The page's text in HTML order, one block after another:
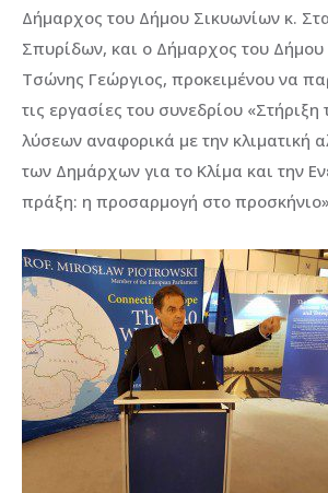
Δήμαρχος του Δήμου Σικυωνίων κ.
Σπυρίδων, και ο Δήμαρχος του
Τσώνης Γεώργιος, προκειμένου να
τις εργασίες του συνεδρίου
λύσεων αναφορικά με την κλιματική
των Δημάρχων για το Κλίμα και την
πράξη: η προσαρμογή στο προσκήνιο»